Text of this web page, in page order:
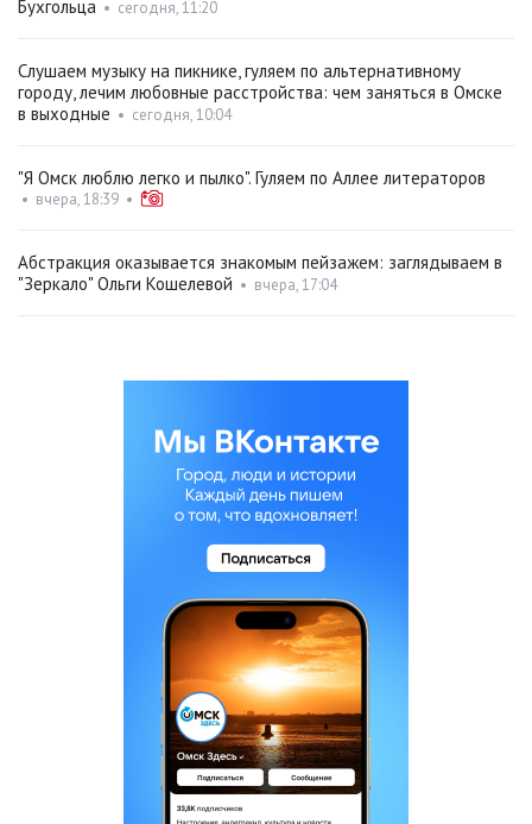
Бухгольца • сегодня, 11:20
Слушаем музыку на пикнике, гуляем по альтернативному
городу, лечим любовные расстройства: чем заняться в Омске
в выходные • сегодня, 10:04
"Я Омск люблю легко и пылко". Гуляем по Аллее литераторов
• вчера, 18:39 •
Абстракция оказывается знакомым пейзажем: заглядываем в
"Зеркало" Ольги Кошелевой • вчера, 17:04